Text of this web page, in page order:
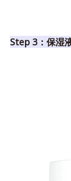
Step 3：保湿